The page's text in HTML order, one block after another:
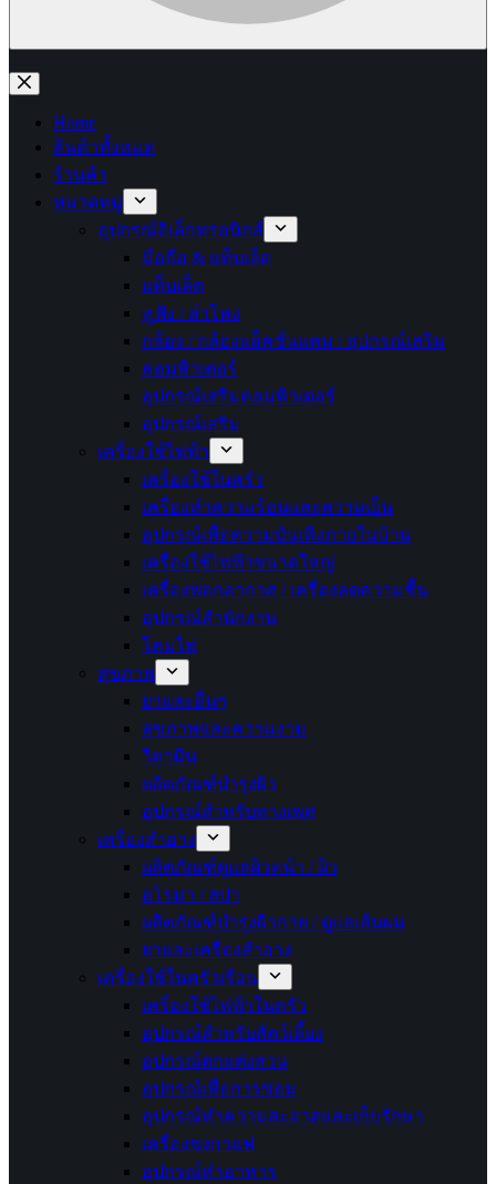
No
results
Home
สินค้าทั้งหมด
ร้านค้า
หมวดหมู่
อุปกรณ์อิเล็กทรอนิกส์
มือถือ & แท็บเล็ต
แท็บเล็ต
หูฟัง / ลำโพง
กล้อง / กล้องแอ็คชั่นแคม / อุปกรณ์เสริม
คอมพิวเตอร์
อุปกรณ์เสริมคอมพิวเตอร์
อุปกรณ์เสริม
เครื่องใช้ไฟฟ้า
เครื่องใช้ในครัว
เครื่องทำความร้อนและความเย็น
อุปกรณ์เพื่อความบันเทิงภายในบ้าน
เครื่องใช้ไฟฟ้าขนาดใหญ่
เครื่องฟอกอากาศ / เครื่องลดความชื้น
อุปกรณ์สำนักงาน
โคมไฟ
สุขภาพ
ยาและอื่นๆ
สุขภาพและความงาม
วิตามิน
ผลิตภัณฑ์บำรุงผิว
อุปกรณ์สำหรับทางเพศ
เครื่องสำอาง
ผลิตภัณฑ์ดูแลผิวหน้า / ผิว
อโรม่า / สปา
ผลิตภัณฑ์บำรุงผิวกาย / ดูแลเส้นผม
ยาและเครื่องสำอาง
เครื่องใช้ในครัวเรือน
เครื่องใช้ไฟฟ้าในครัว
อุปกรณ์สำหรับสัตว์เลี้ยง
อุปกรณ์ตกแต่งสวน
อุปกรณ์เพื่อการซ่อม
อุปกรณ์ทำความสะอาดและเก็บรักษา
เครื่องชงกาแฟ
อุปกรณ์ทำอาหาร